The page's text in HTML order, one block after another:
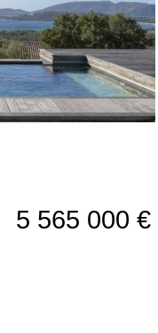
5 565 000 €